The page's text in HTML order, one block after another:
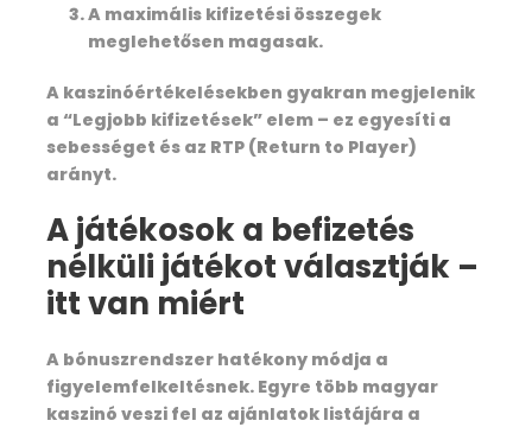
A maximális kifizetési összegek
meglehetősen magasak.
A kaszinóértékelésekben gyakran megjelenik
a “Legjobb kifizetések” elem – ez egyesíti a
sebességet és az RTP (Return to Player)
arányt.
A játékosok a befizetés
nélküli játékot választják –
itt van miért
A bónuszrendszer hatékony módja a
figyelemfelkeltésnek. Egyre több magyar
kaszinó veszi fel az ajánlatok listájára a